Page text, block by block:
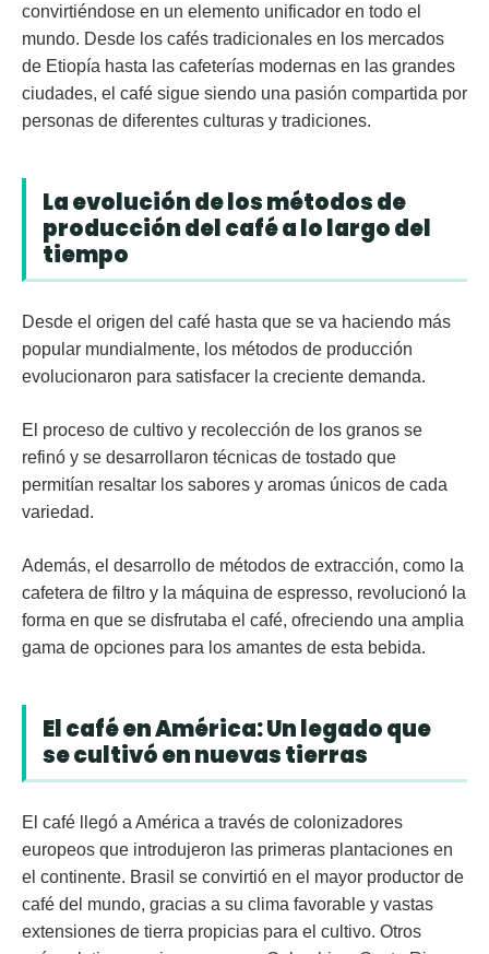
convirtiéndose en un elemento unificador en todo el
mundo. Desde los cafés tradicionales en los mercados
de Etiopía hasta las cafeterías modernas en las grandes
ciudades, el café sigue siendo una pasión compartida por
personas de diferentes culturas y tradiciones.
La evolución de los métodos de
producción del café a lo largo del
tiempo
Desde el origen del café hasta que se va haciendo más
popular mundialmente, los métodos de producción
evolucionaron para satisfacer la creciente demanda.
El proceso de cultivo y recolección de los granos se
refinó y se desarrollaron técnicas de tostado que
permitían resaltar los sabores y aromas únicos de cada
variedad.
Además, el desarrollo de métodos de extracción, como la
cafetera de filtro y la máquina de espresso, revolucionó la
forma en que se disfrutaba el café, ofreciendo una amplia
gama de opciones para los amantes de esta bebida.
El café en América: Un legado que
se cultivó en nuevas tierras
El café llegó a América a través de colonizadores
europeos que introdujeron las primeras plantaciones en
el continente. Brasil se convirtió en el mayor productor de
café del mundo, gracias a su clima favorable y vastas
extensiones de tierra propicias para el cultivo. Otros